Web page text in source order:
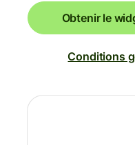
Obtenir le
Conditions